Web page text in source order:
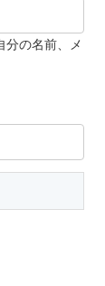
分の名前、メ